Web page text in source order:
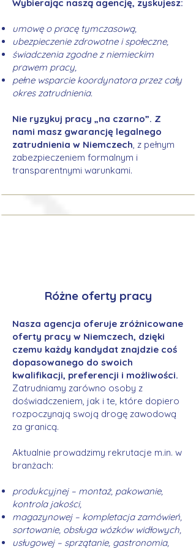
Wybierając naszą agencję, zyskujesz:
umowę o pracę tymczasową,
ubezpieczenie zdrowotne i społeczne,
świadczenia zgodne z niemieckim
prawem pracy,
pełne wsparcie koordynatora przez cały
okres zatrudnienia.
Nie ryzykuj pracy „na czarno”. Z
nami masz gwarancję legalnego
zatrudnienia w Niemczech, z pełnym
zabezpieczeniem formalnym i
transparentnymi warunkami.
Różne oferty pracy
Nasza agencja oferuje zróżnicowane
oferty pracy w Niemczech, dzięki
czemu każdy kandydat znajdzie coś
dopasowanego do swoich
kwalifikacji, preferencji i możliwości.
Zatrudniamy zarówno osoby z
doświadczeniem, jak i te, które dopiero
rozpoczynają swoją drogę zawodową
za granicą.
Aktualnie prowadzimy rekrutacje m.in. w
branżach:
produkcyjnej – montaż, pakowanie,
kontrola jakości,
magazynowej – kompletacja zamówień,
sortowanie, obsługa wózków widłowych,
usługowej – sprzątanie, gastronomia,